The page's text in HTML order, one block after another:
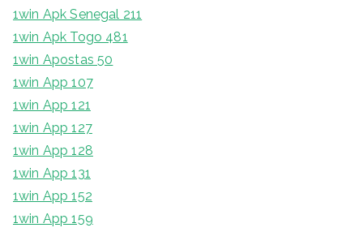
1win Apk Senegal 211
1win Apk Togo 481
1win Apostas 50
1win App 107
1win App 121
1win App 127
1win App 128
1win App 131
1win App 152
1win App 159